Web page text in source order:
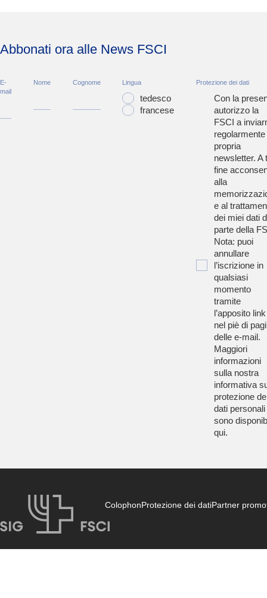
Abbonati ora alle News FSCI
E-
mail
Nome Cognome Lingua
tedesco
francese
Protezione dei dati
Con la
autorizzo la
FSCI a
regolarmente
propria
newsletter. A
fine
alla
e al
dei miei dati
parte della
Nota: puoi
annullare
l’iscrizione in
qualsiasi
momento
tramite
l’apposito link
nel piè di
delle e-mail.
Maggiori
informazioni
sulla nostra
informativa
protezione
dati personali
sono
qui.
ColophonProtezione dei datiPartner